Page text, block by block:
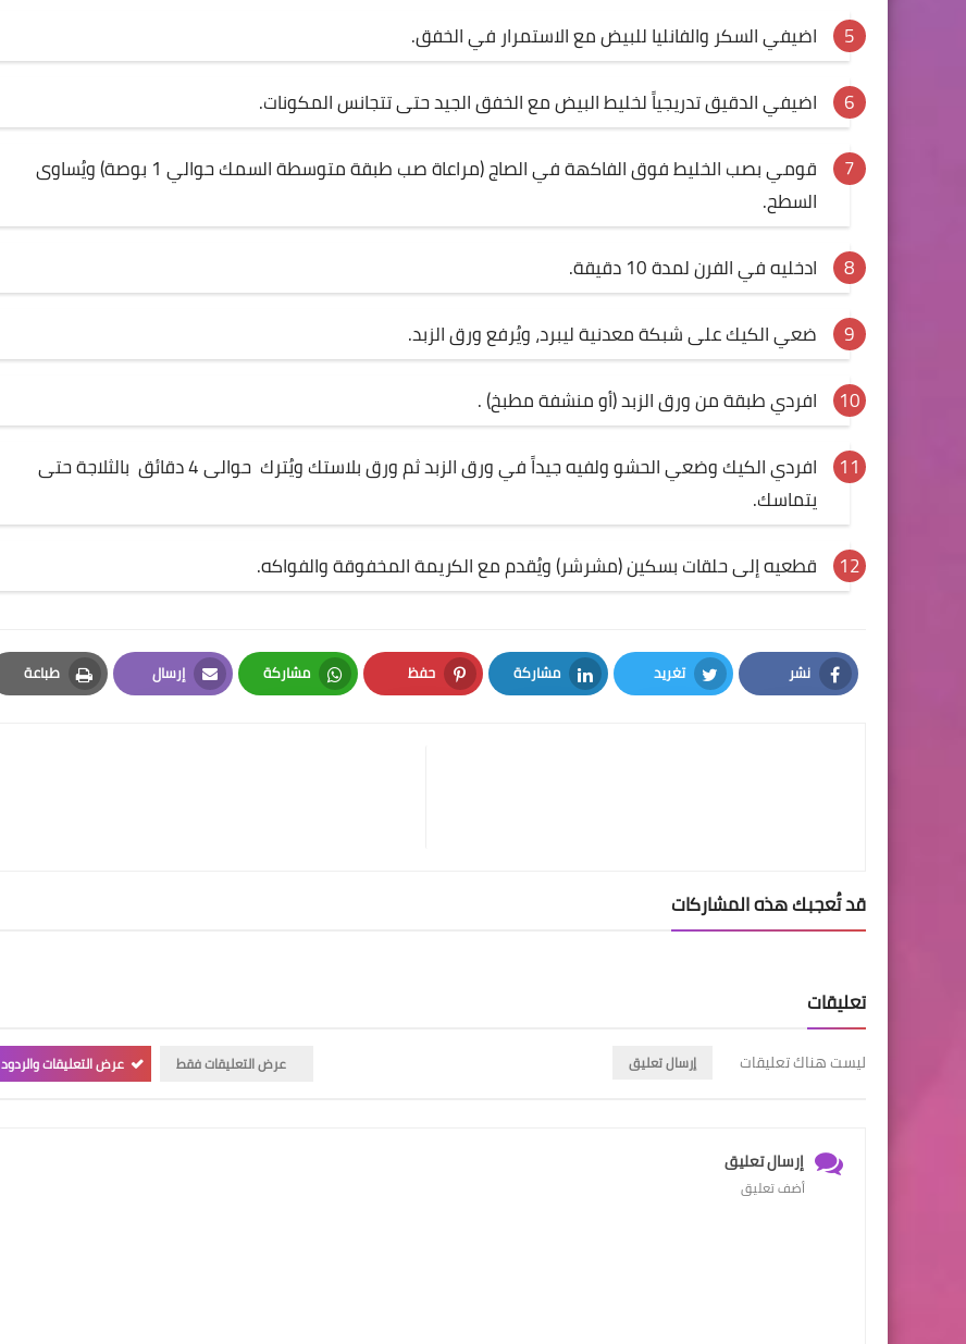
اضيفي السكر والفانليا للبيض مع الاستمرار في الخفق.
اضيفي الدقيق تدريجياً لخليط البيض مع الخفق الجيد حتى تتجانس المكونات.
قومي بصب الخليط فوق الفاكهة في الصاج (مراعاة صب طبقة متوسطة السمك حوالي 1 بوصة) ويُساوى
السطح.
ادخليه في الفرن لمدة 10 دقيقة.
ضعي الكيك على شبكة معدنية ليبرد، ويُرفع ورق الزبد.
افردي طبقة من ورق الزبد (أو منشفة مطبخ) .
افردي الكيك وضعي الحشو ولفيه جيداً في ورق الزبد ثم ورق بلاستك ويُترك حوالى 4 دقائق بالثلاجة حتى
يتماسك.
قطعيه إلى حلقات بسكين (مشرشر) ويُقدم مع الكريمة المخفوقة والفواكه.
نشر
Facebook
تغريد
Twitter
مشاركة
LinkedIn
حفظ
Pinterest
مشاركة
Whatsapp
إرسال
Email
طباعة
Print
قد تُعجبك هذه المشاركات
تعليقات
ليست هناك تعليقات إرسال تعليق عرض التعليقات فقط عرض التعليقات والردود
إرسال تعليق
أضف تعليق